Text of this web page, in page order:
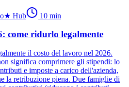
★ Hub 10 min
come ridurlo legalmente
il costo del lavoro nel 2026.
significa comprimere gli stipendi: lo
e imposte a carico dell'azienda,
la retribuzione piena. Due famiglie di